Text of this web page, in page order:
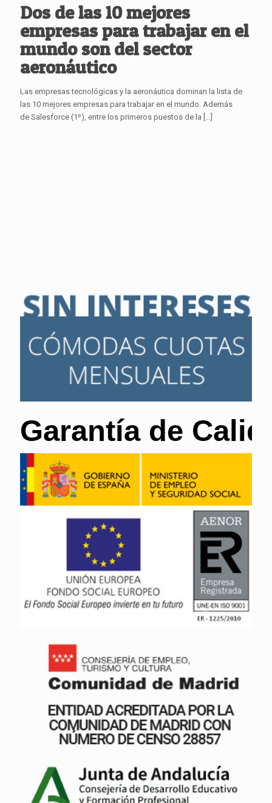
Dos de las 10 mejores
empresas para trabajar en el
mundo son del sector
aeronáutico
Las empresas tecnológicas y la aeronáutica dominan la lista de
las 10 mejores empresas para trabajar en el mundo. Además
de Salesforce (1º), entre los primeros puestos de la […]
Garantía de